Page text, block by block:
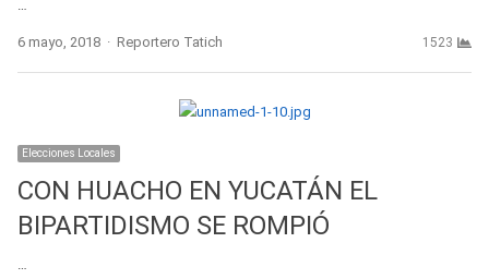
6 mayo, 2018 Author
Reportero Tatich 1523
Elecciones Locales
CON HUACHO EN YUCATÁN EL
BIPARTIDISMO SE ROMPIÓ